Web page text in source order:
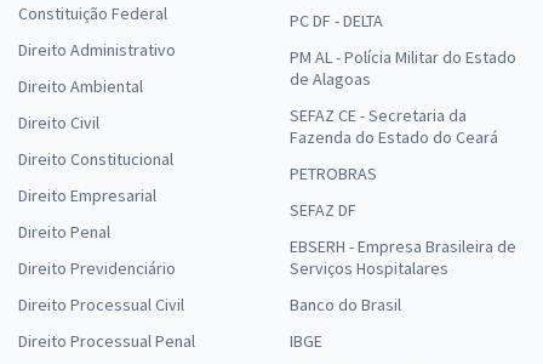
Constituição Federal
Direito Administrativo
Direito Ambiental
Direito Civil
Direito Constitucional
Direito Empresarial
Direito Penal
Direito Previdenciário
Direito Processual Civil
Direito Processual Penal
PC DF - DELTA
PM AL - Polícia Militar do Estado
de Alagoas
SEFAZ CE - Secretaria da
Fazenda do Estado do Ceará
PETROBRAS
SEFAZ DF
EBSERH - Empresa Brasileira de
Serviços Hospitalares
Banco do Brasil
IBGE